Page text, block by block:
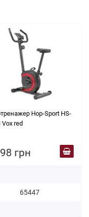
Hop-Sport HS-
Vox red
грн
65447